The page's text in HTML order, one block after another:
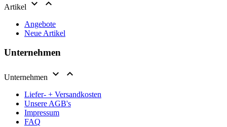
Artikel  
Angebote
Neue Artikel
Unternehmen
Unternehmen  
Liefer- + Versandkosten
Unsere AGB's
Impressum
FAQ